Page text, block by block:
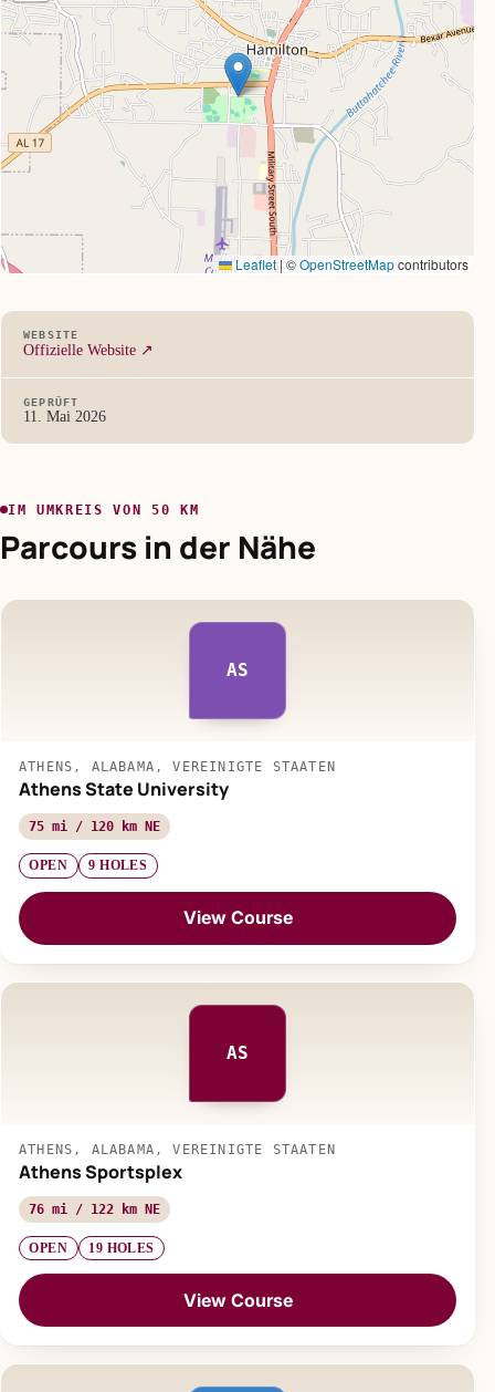
Leaflet | ©OpenStreetMapcontributors
WEBSITE
Offizielle Website ↗
GEPRÜFT
11. Mai 2026
IM UMKREIS VON 50 KM
Parcours in der Nähe
AS
ATHENS, ALABAMA, VEREINIGTE STAATEN
Athens State University
75 mi / 120 km NE
OPEN 9 HOLES
View Course
AS
ATHENS, ALABAMA, VEREINIGTE STAATEN
Athens Sportsplex
76 mi / 122 km NE
OPEN 19 HOLES
View Course